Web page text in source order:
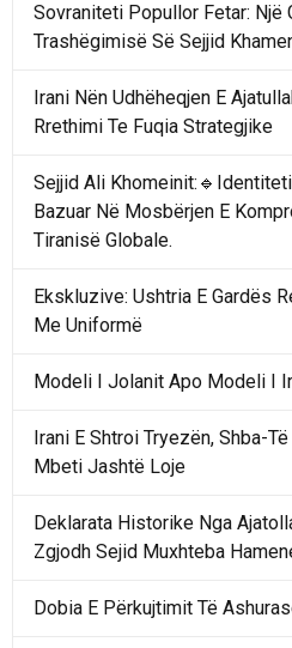
Sovraniteti Popullor Fetar: Një
Trashëgimisë Së Sejjid
Irani Nën Udhëheqjen E
Rrethimi Te Fuqia Strategjike
Sejjid Ali
Bazuar Në Mosbërjen E
Tiranisë Globale.
Ekskluzive: Ushtria E Gardës
Me Uniformë
Modeli I Jolanit Apo Modeli I
Irani E Shtroi Tryezën, Shba-
Mbeti Jashtë Loje
Deklarata Historike Nga
Zgjodh Sejid Muxhteba
Dobia E Përkujtimit Të